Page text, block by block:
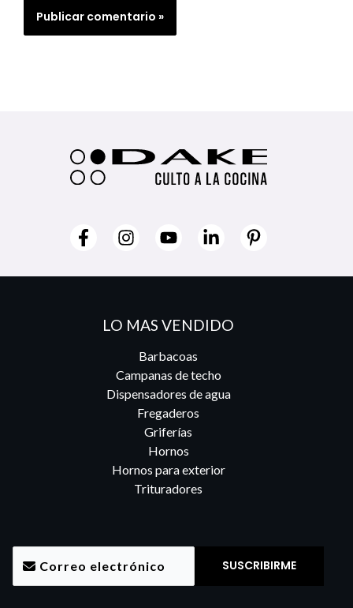
LO MAS VENDIDO
Barbacoas
Campanas de techo
Dispensadores de agua
Fregaderos
Griferías
Hornos
Hornos para exterior
Trituradores